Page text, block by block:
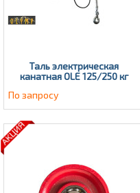
Таль электрическая
канатная OLE 125/250 кг
По запросу